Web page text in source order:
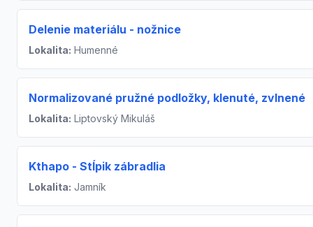
Delenie materiálu - nožnice
Lokalita: Humenné
Normalizované pružné podložky, klenuté, zvlnené
Lokalita: Liptovský Mikuláš
Kthapo - Stĺpik zábradlia
Lokalita: Jamník